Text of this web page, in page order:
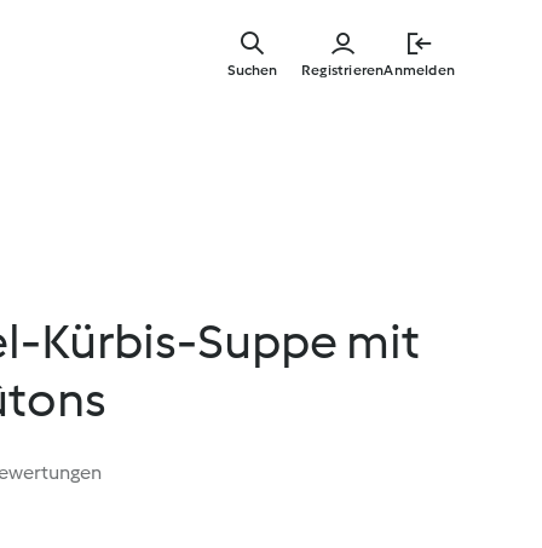
RegistrierenAnmelden
Suchen
Kürbis-Suppe mit